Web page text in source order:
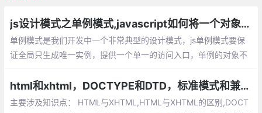
js设计模式之单例模式,javascript如何将一个对象设计成单例
单例模式是我们开发中一个非常典型的设计
模式，js单例模式要保证全局只生成唯一实
不同于静态类，我们可以延迟单例对象的初
始化，通常这种情况发生在我们需要等待加
html和xhtml，DOCTYPE和DTD，标准模式和兼容模式
主要涉及知识点： HTML与XHTML,HTML与XHTML的区别,DOCT